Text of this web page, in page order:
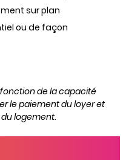
sur plan
ou de façon
de la capacité
le paiement du loyer et
logement.